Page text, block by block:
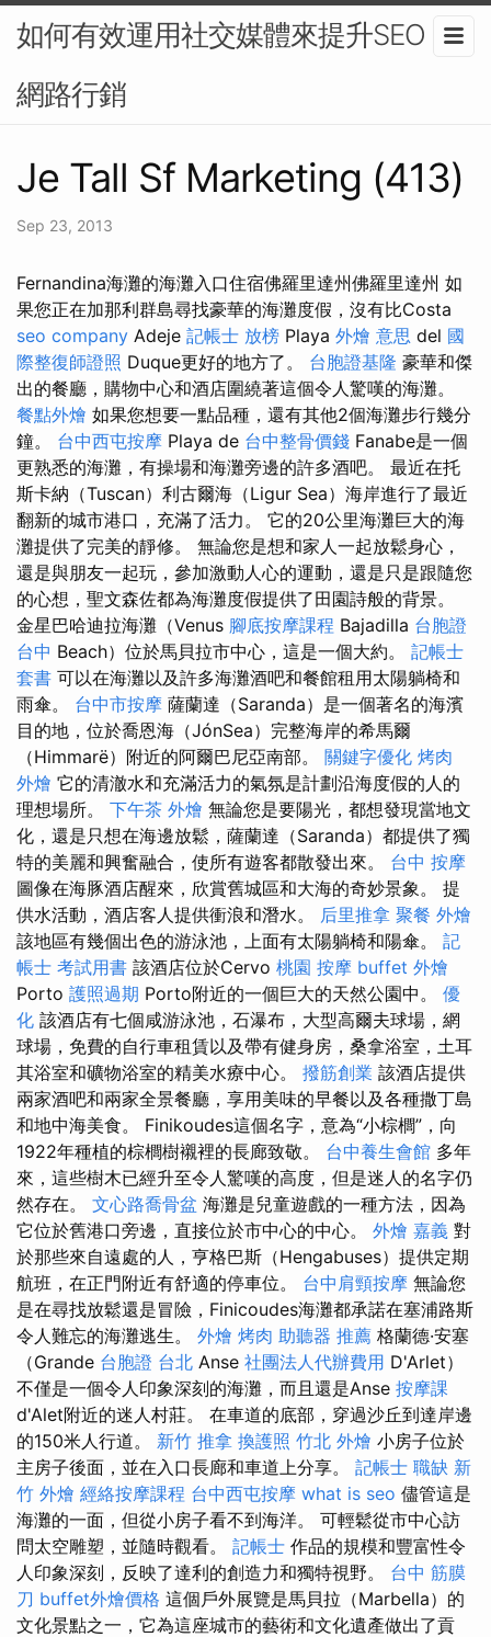
如何有效運用社交媒體來提升SEO？-
網路行銷
Je Tall Sf Marketing (413)
Sep 23, 2013
Fernandina海灘的海灘入口住宿佛羅里達州佛羅里達州 如
果您正在加那利群島尋找豪華的海灘度假，沒有比Costa
seo company Adeje 記帳士 放榜 Playa 外燴 意思 del 國
際整復師證照 Duque更好的地方了。 台胞證基隆 豪華和傑
出的餐廳，購物中心和酒店圍繞著這個令人驚嘆的海灘。
餐點外燴 如果您想要一點品種，還有其他2個海灘步行幾分
鐘。 台中西屯按摩 Playa de 台中整骨價錢 Fanabe是一個
更熟悉的海灘，有操場和海灘旁邊的許多酒吧。 最近在托
斯卡納（Tuscan）利古爾海（Ligur Sea）海岸進行了最近
翻新的城市港口，充滿了活力。 它的20公里海灘巨大的海
灘提供了完美的靜修。 無論您是想和家人一起放鬆身心，
還是與朋友一起玩，參加激動人心的運動，還是只是跟隨您
的心想，聖文森佐都為海灘度假提供了田園詩般的背景。
金星巴哈迪拉海灘（Venus 腳底按摩課程 Bajadilla 台胞證
台中 Beach）位於馬貝拉市中心，這是一個大約。 記帳士
套書 可以在海灘以及許多海灘酒吧和餐館租用太陽躺椅和
雨傘。 台中市按摩 薩蘭達（Saranda）是一個著名的海濱
目的地，位於喬恩海（JónSea）完整海岸的希馬爾
（Himmarë）附近的阿爾巴尼亞南部。 關鍵字優化 烤肉
外燴 它的清澈水和充滿活力的氣氛是計劃沿海度假的人的
理想場所。 下午茶 外燴 無論您是要陽光，都想發現當地文
化，還是只想在海邊放鬆，薩蘭達（Saranda）都提供了獨
特的美麗和興奮融合，使所有遊客都散發出來。 台中 按摩
圖像在海豚酒店醒來，欣賞舊城區和大海的奇妙景象。 提
供水活動，酒店客人提供衝浪和潛水。 后里推拿 聚餐 外燴
該地區有幾個出色的游泳池，上面有太陽躺椅和陽傘。 記
帳士 考試用書 該酒店位於Cervo 桃園 按摩 buffet 外燴
Porto 護照過期 Porto附近的一個巨大的天然公園中。 優
化 該酒店有七個咸游泳池，石瀑布，大型高爾夫球場，網
球場，免費的自行車租賃以及帶有健身房，桑拿浴室，土耳
其浴室和礦物浴室的精美水療中心。 撥筋創業 該酒店提供
兩家酒吧和兩家全景餐廳，享用美味的早餐以及各種撒丁島
和地中海美食。 Finikoudes這個名字，意為“小棕櫚”，向
1922年種植的棕櫚樹襯裡的長廊​​致敬。 台中養生會館 多年
來，這些樹木已經升至令人驚嘆的高度，但是迷人的名字仍
然存在。 文心路喬骨盆 海灘是兒童遊戲的一種方法，因為
它位於舊港口旁邊，直接位於市中心的中心。 外燴 嘉義 對
於那些來自遠處的人，亨格巴斯（Hengabuses）提供定期
航班，在正門附近有舒適的停車位。 台中肩頸按摩 無論您
是在尋找放鬆還是冒險，Finicoudes海灘都承諾在塞浦路斯
令人難忘的海灘逃生。 外燴 烤肉 助聽器 推薦 格蘭德·安塞
（Grande 台胞證 台北 Anse 社團法人代辦費用 D'Arlet）
不僅是一個令人印象深刻的海灘，而且還是Anse 按摩課
d'Alet附近的迷人村莊。 在車道的底部，穿過沙丘到達岸邊
的150米人行道。 新竹 推拿 換護照 竹北 外燴 小房子位於
主房子後面，並在入口長廊和車道上分享。 記帳士 職缺 新
竹 外燴 經絡按摩課程 台中西屯按摩 what is seo 儘管這是
海灘的一面，但從小房子看不到海洋。 可輕鬆從市中心訪
問太空雕塑，並隨時觀看。 記帳士 作品的規模和豐富性令
人印象深刻，反映了達利的創造力和獨特視野。 台中 筋膜
刀 buffet外燴價格 這個戶外展覽是馬貝拉（Marbella）的
文化景點之一，它為這座城市的藝術和文化遺產做出了貢